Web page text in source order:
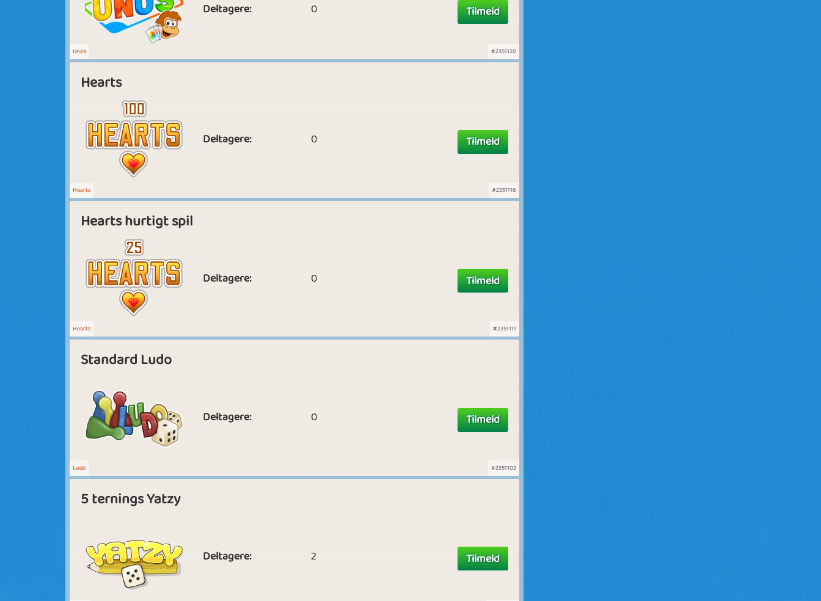
Deltagere: 0 Tilmeld
Unos #2351120
Hearts
Deltagere: 0 Tilmeld
Hearts #2351116
Hearts hurtigt spil
Deltagere: 0 Tilmeld
Hearts #2351111
Standard Ludo
Deltagere: 0 Tilmeld
Ludo #2351102
5 ternings Yatzy
Deltagere: 2 Tilmeld